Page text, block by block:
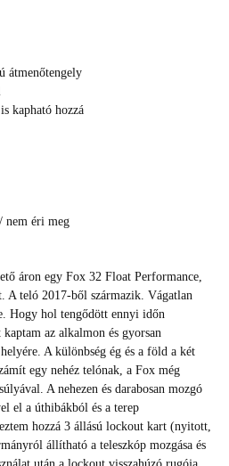
átmenőtengely
kapható hozzá
nem éri meg
áron egy Fox 32 Float Performance,
A teló 2017-ből származik. Vágatlan
Hogy hol tengődött ennyi időn
az alkalmon és gyorsan
A különbség ég és a föld a két
egy nehéz telónak, a Fox még
A nehezen és darabosan mozgó
el a úthibákból és a terep
hozzá 3 állású lockout kart (nyitott,
állítható a teleszkóp mozgása és